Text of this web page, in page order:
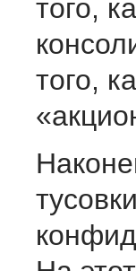
того,
того,